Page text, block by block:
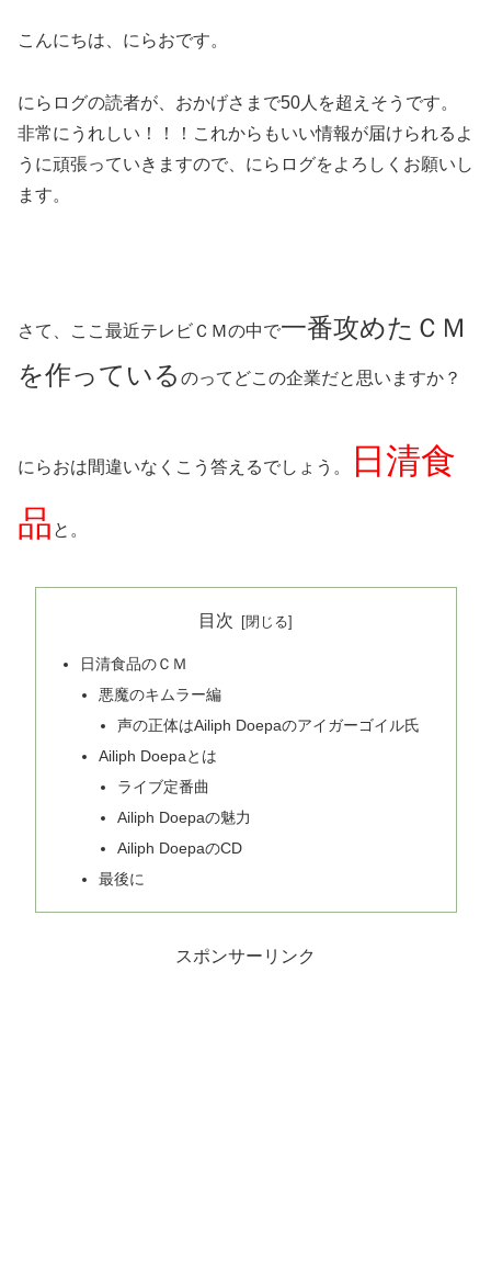
こんにちは、にらおです。
にらログの読者が、おかげさまで50人を超えそうです。
非常にうれしい！！！これからもいい情報が届けられるよ
うに頑張っていきますので、にらログをよろしくお願いし
ます。
さて、ここ最近テレビＣＭの中で一番攻めたＣＭ
を作っている のってどこの企業だと思いますか？
にらおは間違いなくこう答えるでしょう。
日清食
品 と。
目次
日清食品のＣＭ
悪魔のキムラー編
声の正体はAiliph Doepaのアイガーゴイル氏
Ailiph Doepaとは
ライブ定番曲
Ailiph Doepaの魅力
Ailiph DoepaのCD
最後に
スポンサーリンク